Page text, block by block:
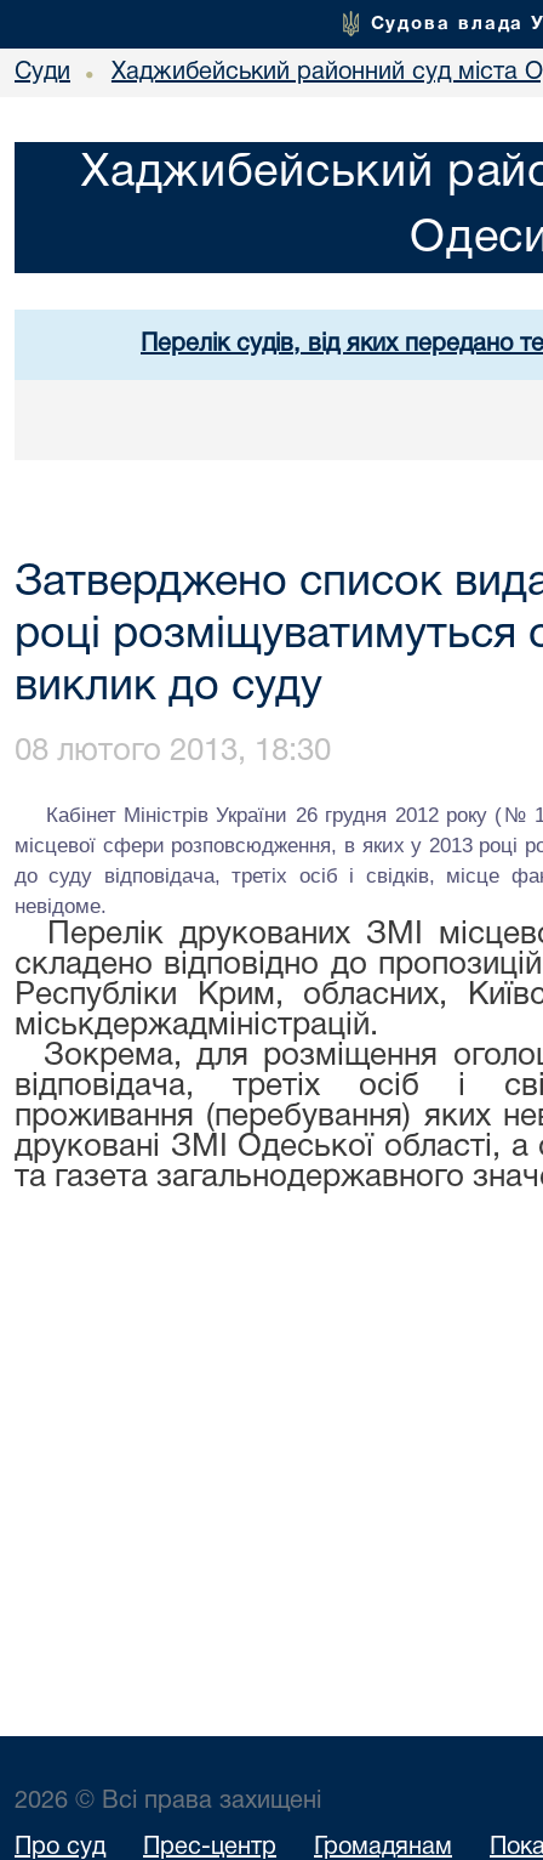
Судова влада
Суди • Хаджибейський районний суд міста
Хаджибейський
Перелік судів, від яких передано
Затверджено список
році
виклик до суду
08 лютого 2013, 18:30
Кабінет Міністрів України 26 грудня 2012 року (№
місцевої сфери розповсюдження, в яких у 2013 році
до суду відповідача, третіх осіб і свідків, місце
невідоме.
Перелік друкованих ЗМІ
складено відповідно до
Республіки Крим, обласних,
міськдержадміністрацій.
Зокрема, для розміщення
відповідача, третіх осіб і
проживання (перебування) яких
друковані ЗМІ Одеської області, а
та газета загальнодержавного
2026 © Всі права захищені
Про суд Прес-центр Громадянам